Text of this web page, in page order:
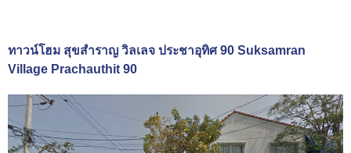
ทาวน์โฮม สุขสำราญ วิลเลจ ประชาอุทิศ 90 Suksamran
Village Prachauthit 90